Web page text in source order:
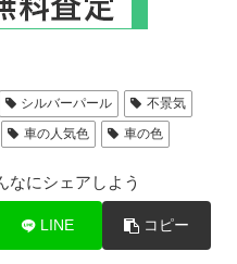
シルバーパール
不景気
車の人気色 車の色
なにシェアしよう
LINE コピー